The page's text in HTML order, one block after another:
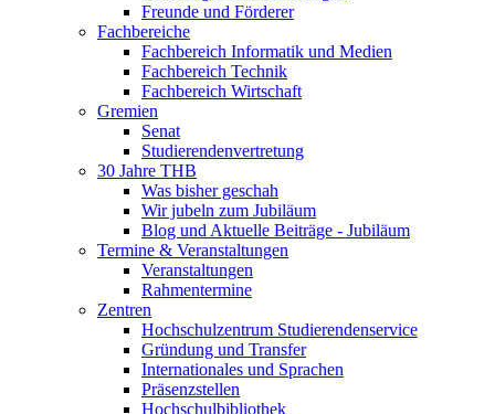
Freunde und Förderer
Fachbereiche
Fachbereich Informatik und Medien
Fachbereich Technik
Fachbereich Wirtschaft
Gremien
Senat
Studierendenvertretung
30 Jahre THB
Was bisher geschah
Wir jubeln zum Jubiläum
Blog und Aktuelle Beiträge - Jubiläum
Termine & Veranstaltungen
Veranstaltungen
Rahmentermine
Zentren
Hochschulzentrum Studierendenservice
Gründung und Transfer
Internationales und Sprachen
Präsenzstellen
Hochschulbibliothek